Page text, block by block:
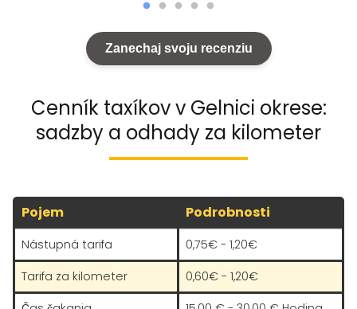
Zanechaj svoju recenziu
Cenník taxíkov v Gelnici okrese:
sadzby a odhady za kilometer
Pojem Podrobnosti
Nástupná tarifa
0,75€ - 1,20€
Tarifa za kilometer
0,60€ - 1,20€